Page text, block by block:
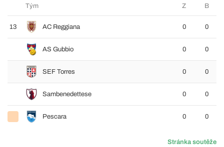
Tým
Z B
13 AC Reggiana 0 0
AS Gubbio 0 0
SEF Torres 0 0
Sambenedettese 0 0
Pescara 0 0
Stránka soutěže